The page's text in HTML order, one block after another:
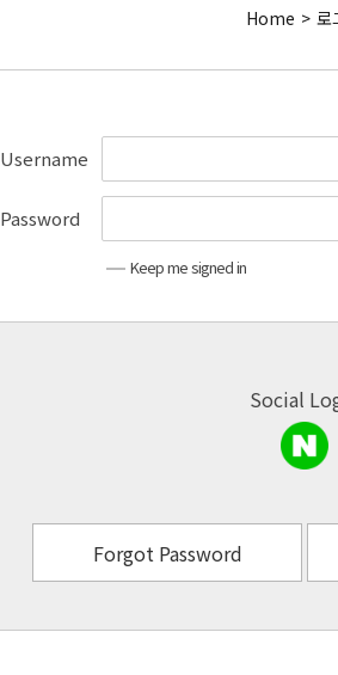
Home > 로
Username
Password
Keep me signed in
Social
Forgot Password